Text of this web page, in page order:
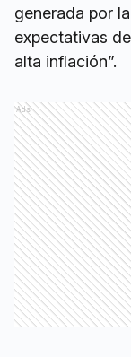
generada por
expectativas
alta inflación”.
Ads